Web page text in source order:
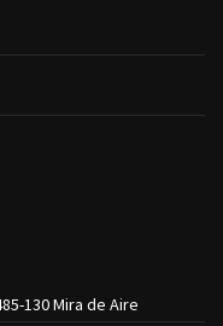
130 Mira de Aire